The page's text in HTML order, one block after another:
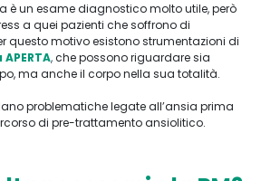
è un esame diagnostico molto utile, però
a quei pazienti che soffrono di
questo motivo esistono strumentazioni di
,che possono riguardare sia
ma anche il corpo nella sua totalità.
problematiche legate all’ansia prima
di pre-trattamento ansiolitico.